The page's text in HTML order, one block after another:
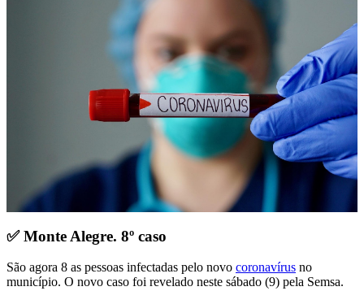
✅Monte Alegre. 8º caso
São agora 8 as pessoas infectadas pelo novo coronavírus no
município. O novo caso foi revelado neste sábado (9) pela Semsa.